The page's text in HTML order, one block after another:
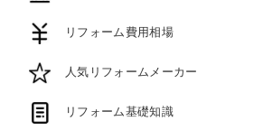
リフォーム費用相場
人気リフォームメーカー
リフォーム基礎知識